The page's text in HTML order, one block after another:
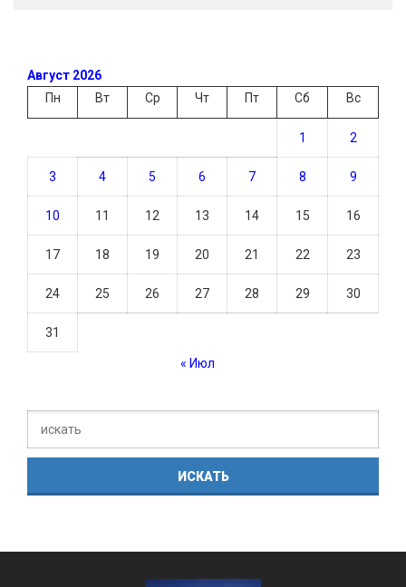
Август 2026
Пн
Вт Ср Чт Пт Сб Вс
1 2
3 4 5 6 7 8 9
10 11 12 13 14 15 16
17 18 19 20 21 22 23
24 25 26 27 28 29 30
31
« Июл